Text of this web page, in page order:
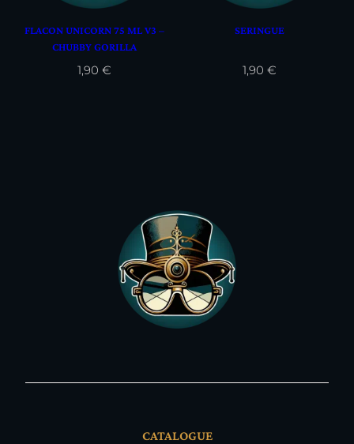
FLACON UNICORN 75 ML V3 –
CHUBBY GORILLA
1,90€
SERINGUE
1,90 €
CATALOGUE